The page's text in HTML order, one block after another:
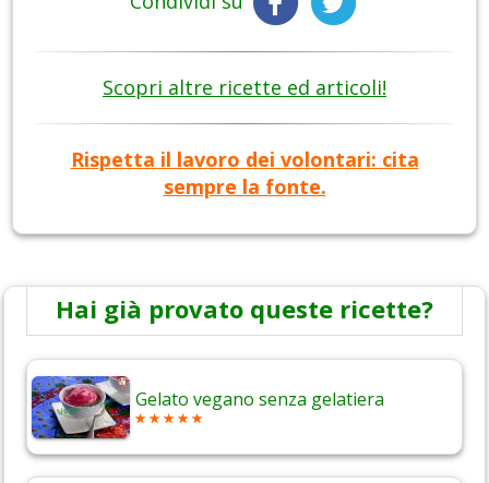
Scopri altre ricette ed articoli!
Rispetta il lavoro dei volontari: cita
sempre la fonte.
Hai già provato queste ricette?
Gelato vegano senza gelatiera